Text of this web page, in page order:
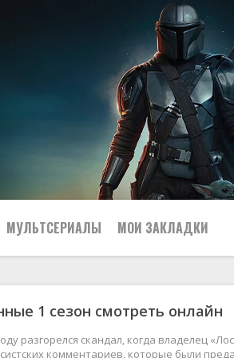
Netflix
Amazon Prime Video
МУЛЬТСЕРИАЛЫ МОИ ЗАКЛАДКИ
1 сезон смотреть онлайн
разгорелся скандал, когда владелец
комментариев, которые были